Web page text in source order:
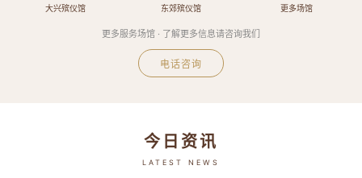
大兴殡仪馆 东郊殡仪馆 更多场馆
更多服务场馆 · 了解更多信息请咨询我们
电话咨询
今日资讯
LATEST NEWS